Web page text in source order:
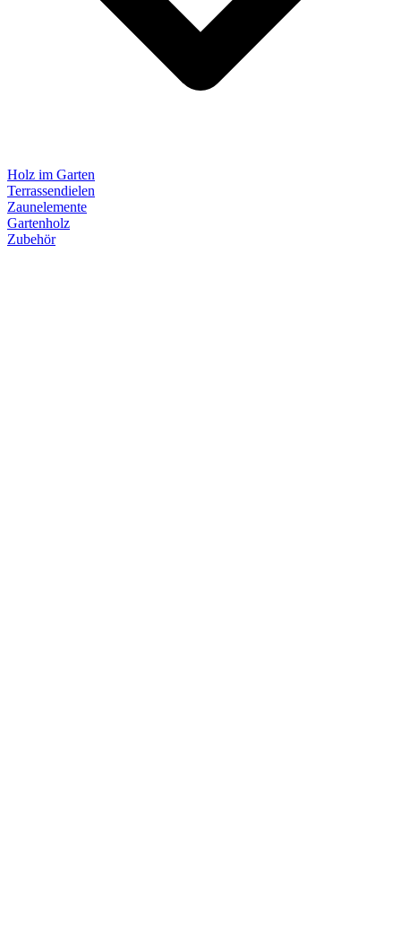
Holz im Garten
Terrassendielen
Zaunelemente
Gartenholz
Zubehör